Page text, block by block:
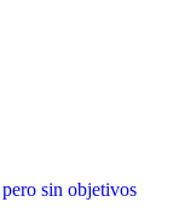
sin objetivos